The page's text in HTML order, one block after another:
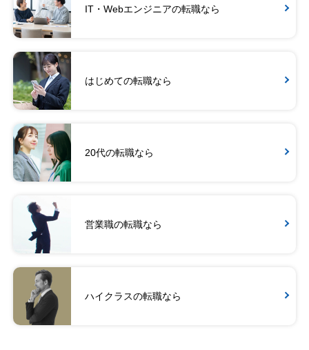
IT・Webエンジニアの転職なら
はじめての転職なら
20代の転職なら
営業職の転職なら
ハイクラスの転職なら